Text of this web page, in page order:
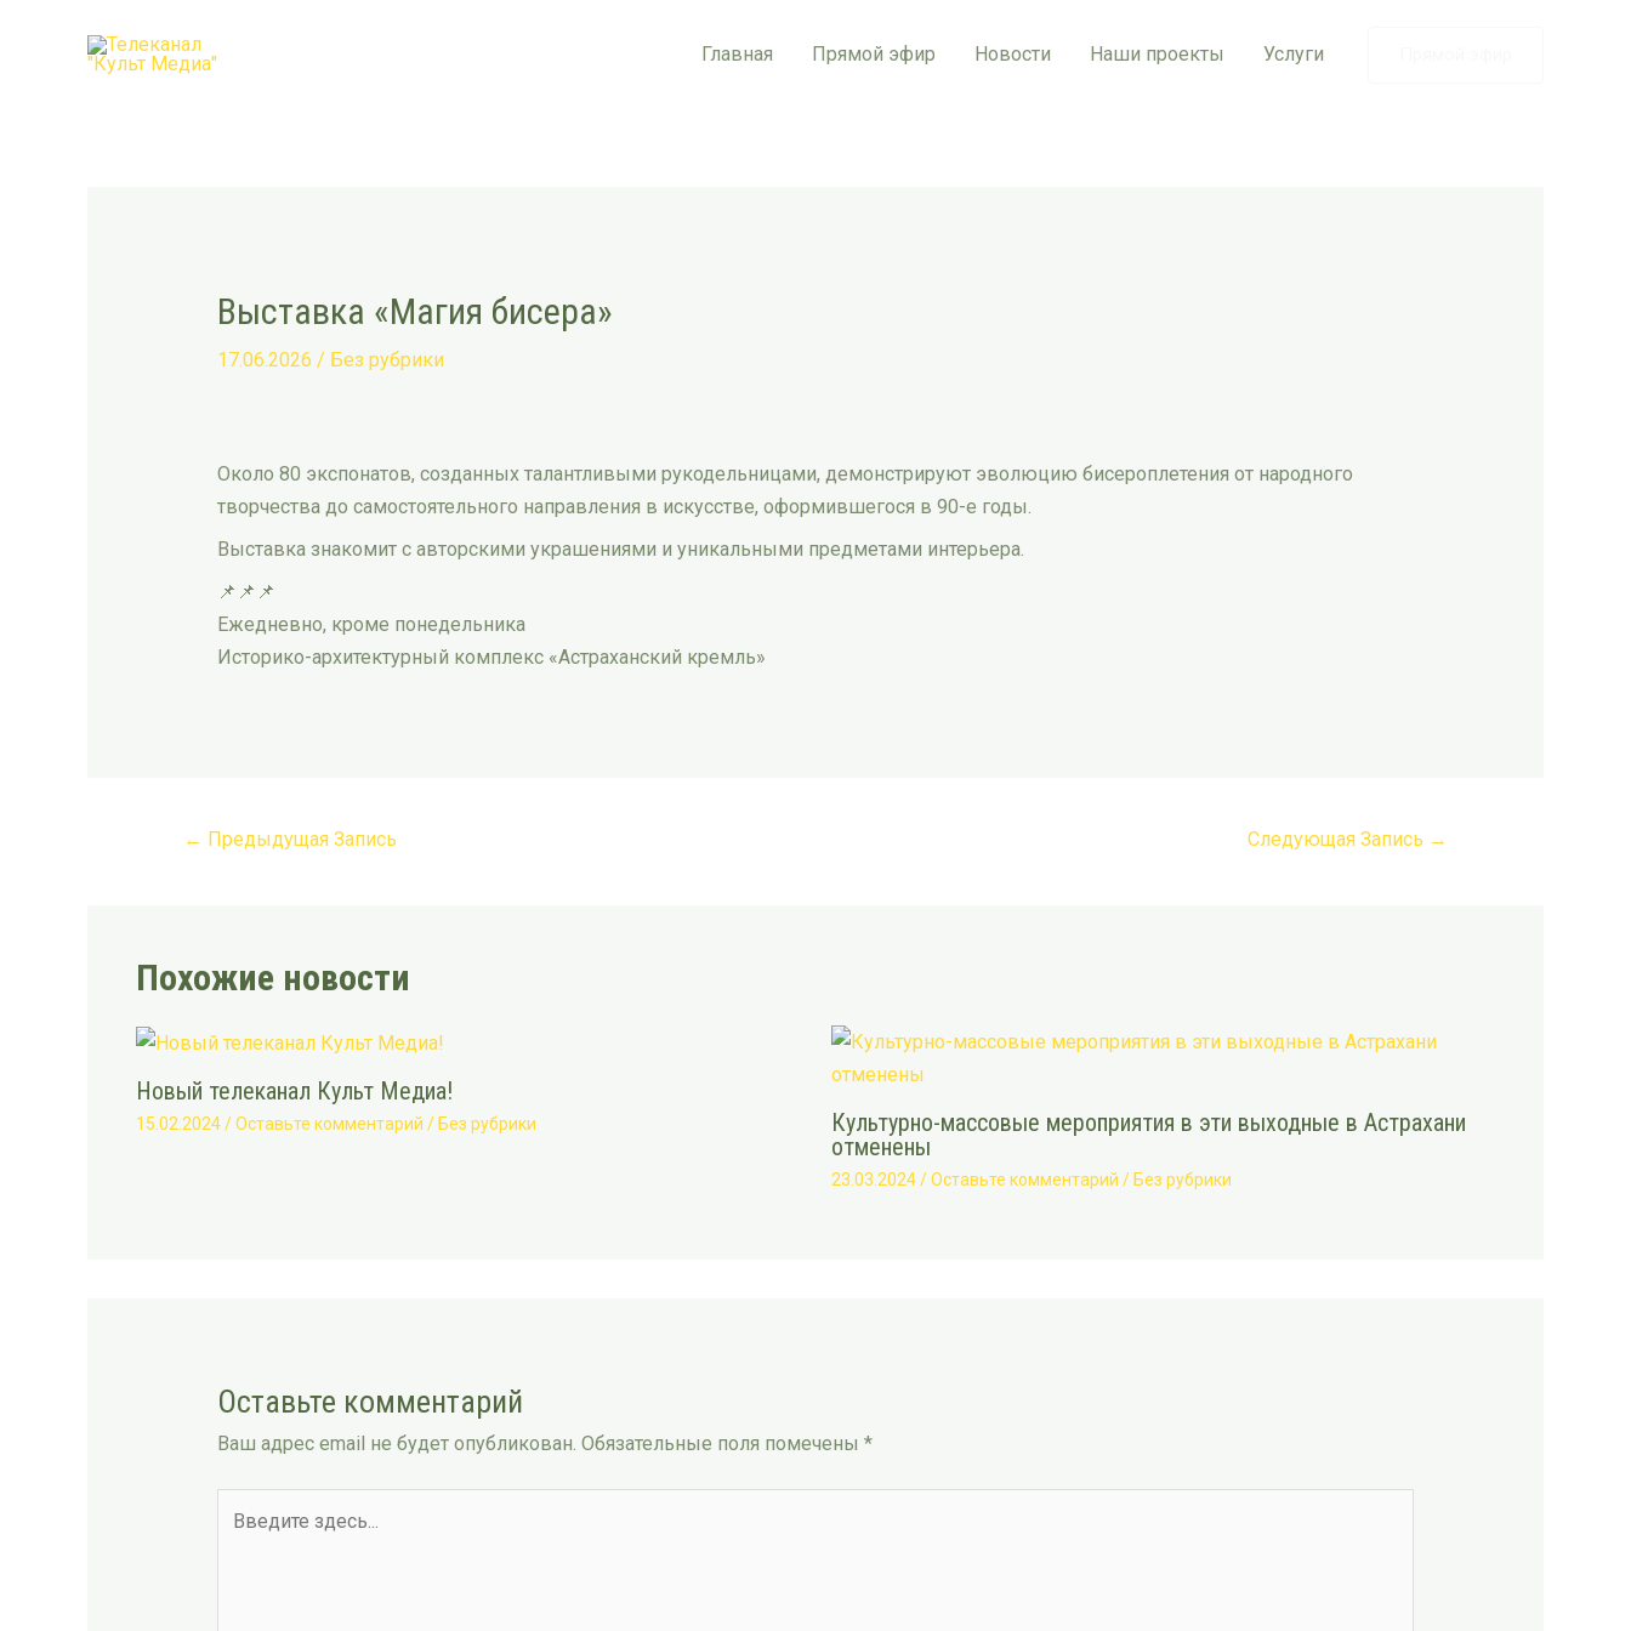
Главная Прямой эфир Новости Наши проекты Услуги
Выставка «Магия бисера»
17.06.2026 / Без рубрики
Около 80 экспонатов, созданных талантливыми рукодельницами, демонстрируют эволюцию бисероплетения от народного
творчества до самостоятельного направления в искусстве, оформившегося в 90-е годы.
Выставка знакомит с авторскими украшениями и уникальными предметами интерьера.
📌📌📌
Ежедневно, кроме понедельника
Историко-архитектурный комплекс «Астраханский кремль»
navigation
← Предыдущая Запись Следующая Запись →
Похожие новости
Новый телеканал Культ Медиа!
15.02.2024/Оставьте комментарий / Без рубрики
Культурно-массовые мероприятия в эти выходные в Астрахани
отменены
23.03.2024/Оставьте комментарий / Без рубрики
Оставьте комментарий
Ваш адрес email не будет опубликован. Обязательные поля помечены *
здесь...